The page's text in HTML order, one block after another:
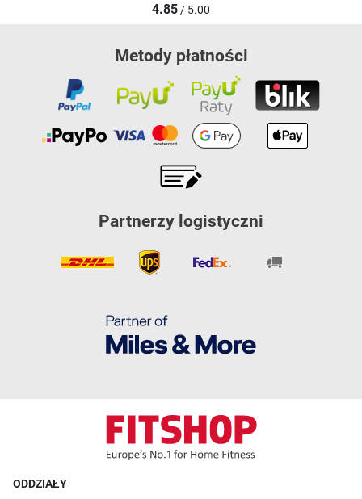
4.85/ 5.00
Metody płatności
Partnerzy logistyczni
ODDZIAŁY